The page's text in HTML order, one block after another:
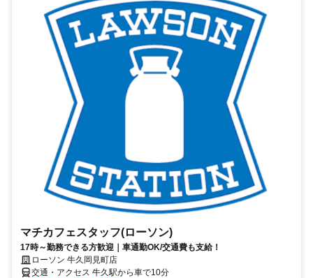
マチカフェスタッフ(ローソン)
17時～勤務できる方歓迎｜車通勤OK/交通費も支給！
ローソン 牛久岡見町店
交通・アクセス 牛久駅から車で10分